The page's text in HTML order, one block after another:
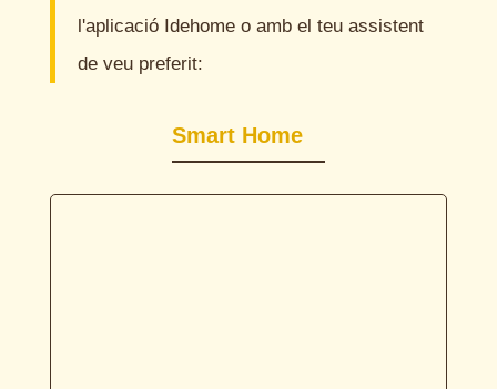
l'aplicació Idehome o amb el teu assistent
de veu preferit:
Smart Home